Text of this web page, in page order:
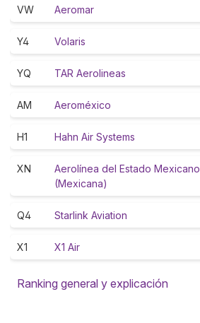
VW Aeromar
Y4 Volaris
YQ TAR Aerolineas
AM Aeroméxico
H1 Hahn Air Systems
XN
Aerolínea del Estado Mexicano
(Mexicana)
Q4 Starlink Aviation
X1 X1 Air
Ranking general y explicación